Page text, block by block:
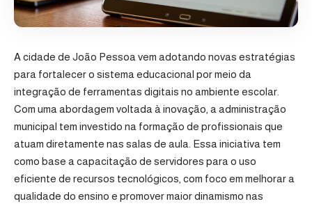
A cidade de João Pessoa vem adotando novas estratégias
para fortalecer o sistema educacional por meio da
integração de ferramentas digitais no ambiente escolar.
Com uma abordagem voltada à inovação, a administração
municipal tem investido na formação de profissionais que
atuam diretamente nas salas de aula. Essa iniciativa tem
como base a capacitação de servidores para o uso
eficiente de recursos tecnológicos, com foco em melhorar a
qualidade do ensino e promover maior dinamismo nas